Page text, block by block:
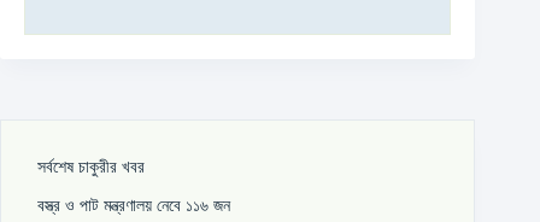
সর্বশেষ চাকুরীর খবর
বস্ত্র ও পাট মন্ত্রণালয় নেবে ১১৬ জন